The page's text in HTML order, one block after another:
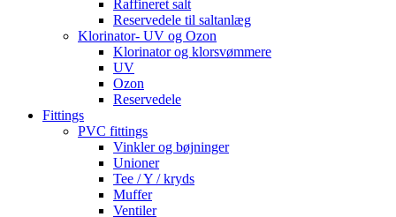
Raffineret salt
Reservedele til saltanlæg
Klorinator- UV og Ozon
Klorinator og klorsvømmere
UV
Ozon
Reservedele
Fittings
PVC fittings
Vinkler og bøjninger
Unioner
Tee / Y / kryds
Muffer
Ventiler